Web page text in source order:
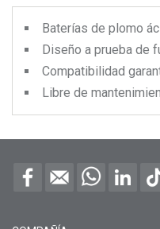
Baterías de plomo
Diseño a prueba de
Compatibilidad
Libre de